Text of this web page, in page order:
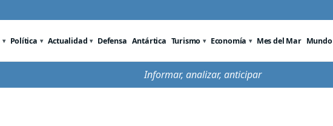
Política Actualidad Defensa Antártica Turismo Economía Mes del Mar Mundo
Informar, analizar, anticipar